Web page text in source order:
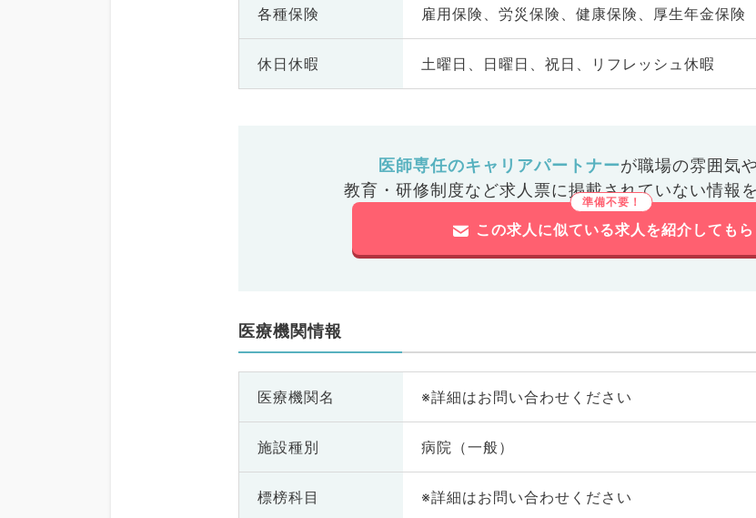
各種保険 雇用保険、労災保険、健康保険、厚生年金保険
休日休暇 土曜日、日曜日、祝日、リフレッシュ休暇
医師専任のキャリアパートナーが職場の雰囲気
教育・研修制度など求人票に掲載されていない情報
この求人に似ている求人を紹介してもら
医療機関情報
医療機関名 ※詳細はお問い合わせください
施設種別 病院（一般）
標榜科目 ※詳細はお問い合わせください